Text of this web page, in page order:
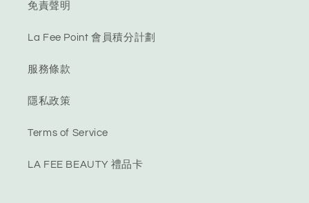
免責聲明
La Fee Point 會員積分計劃
服務條款
隱私政策
Terms of Service
LA FEE BEAUTY 禮品卡